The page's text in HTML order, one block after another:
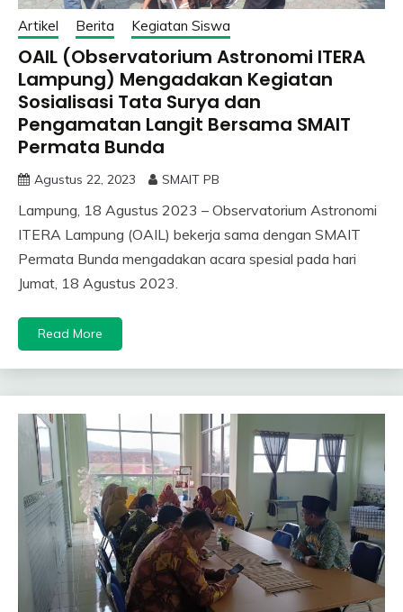
Artikel Berita Kegiatan Siswa
OAIL (Observatorium Astronomi ITERA
Lampung) Mengadakan Kegiatan
Sosialisasi Tata Surya dan
Pengamatan Langit Bersama SMAIT
Permata Bunda
Agustus 22, 2023 SMAIT PB
Lampung, 18 Agustus 2023 – Observatorium Astronomi
ITERA Lampung (OAIL) bekerja sama dengan SMAIT
Permata Bunda mengadakan acara spesial pada hari
Jumat, 18 Agustus 2023.
Read More